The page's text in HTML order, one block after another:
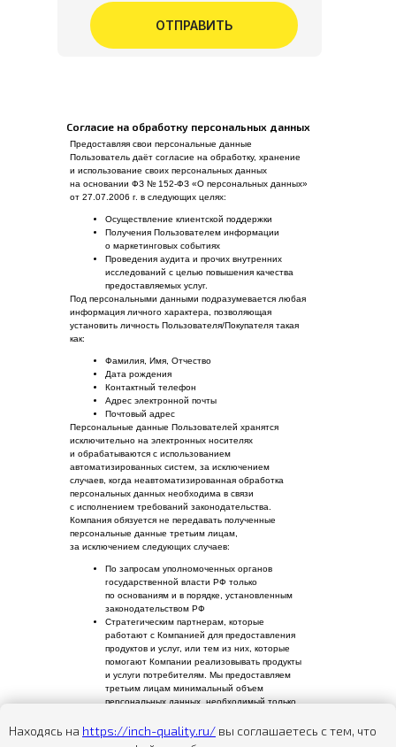
Находясь на https://inch-quality.ru/ вы соглашаетесь с тем, что
ОТПРАВИТЬ
Предоставляя свои персональные данные
Пользователь даёт согласие на обработку, хранение
и использование своих персональных данных
на основании ФЗ № 152-ФЗ «О персональных данных»
от 27.07.2006 г. в следующих целях:
Осуществление клиентской поддержки
Получения Пользователем информации
о маркетинговых событиях
Проведения аудита и прочих внутренних
исследований с целью повышения качества
предоставляемых услуг.
Под персональными данными подразумевается любая
информация личного характера, позволяющая
установить личность Пользователя/Покупателя такая
как:
Фамилия, Имя, Отчество
Дата рождения
Контактный телефон
Адрес электронной почты
Почтовый адрес
Персональные данные Пользователей хранятся
исключительно на электронных носителях
и обрабатываются с использованием
автоматизированных систем, за исключением
случаев, когда неавтоматизированная обработка
персональных данных необходима в связи
с исполнением требований законодательства.
Компания обязуется не передавать полученные
персональные данные третьим лицам,
за исключением следующих случаев:
По запросам уполномоченных органов
государственной власти РФ только
по основаниям и в порядке, установленным
законодательством РФ
Стратегическим партнерам, которые
работают с Компанией для предоставления
продуктов и услуг, или тем из них, которые
помогают Компании реализовывать продукты
и услуги потребителям. Мы предоставляем
третьим лицам минимальный объем
персональных данных, необходимый только
проведения необходимой транзакции.
Компания оставляет за собой право вносить
Согласие на обработку персональных данных